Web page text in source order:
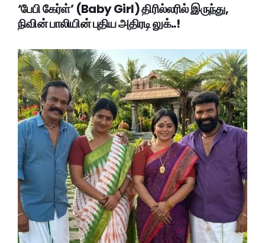
‘பேபி கேர்ள்’ (Baby Girl) திரில்லரில் இருந்து,
நிவின் பாலியின் புதிய அதிரடி லுக்..!